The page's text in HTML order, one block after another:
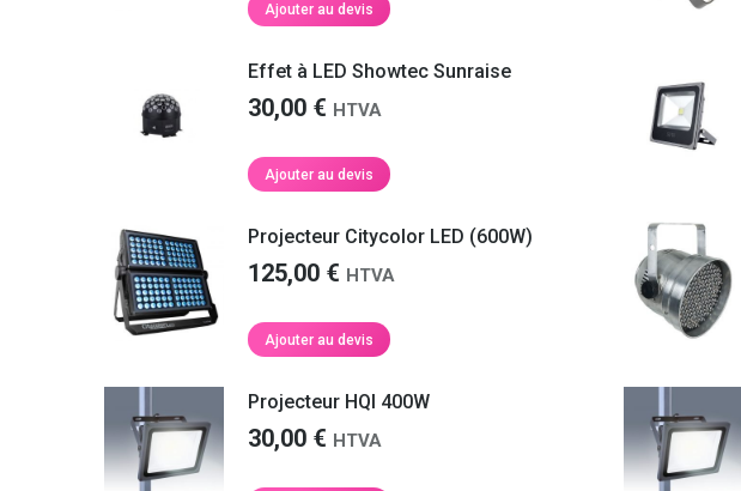
Ajouter au devis
Effet à LED Showtec Sunraise
30,00 € HTVA
Ajouter au devis
Projecteur Citycolor LED (600W)
125,00 € HTVA
Ajouter au devis
Projecteur HQI 400W
30,00 € HTVA
Leslivreurs étaient parfaits, polis,
prévenu à l’avance de leur arrivée à chaque
fois. Je recommanderai votre société de
location de matériel et ne manquerai pas de